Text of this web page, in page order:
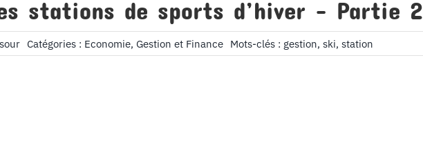
stations de sports d’hiver – Partie 2
Catégories : Economie, Gestion et Finance Mots-clés : gestion, ski, station